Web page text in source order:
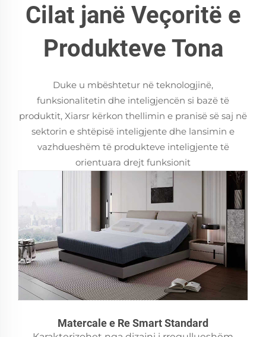
Cilat janë Veçoritë e
Produkteve Tona
Duke u mbështetur në teknologjinë,
funksionalitetin dhe inteligjencën si bazë të
produktit, Xiarsr kërkon thellimin e pranisë së saj në
sektorin e shtëpisë inteligjente dhe lansimin e
vazhdueshëm të produkteve inteligjente të
orientuara drejt funksionit
Matercale e Re Smart Standard